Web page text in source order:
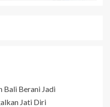
Bali Berani Jadi
Jati Diri